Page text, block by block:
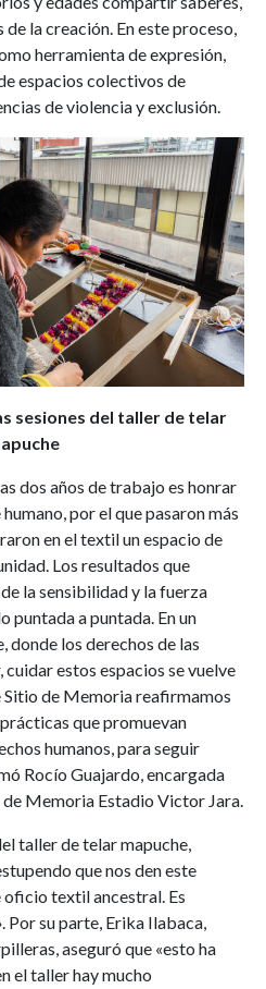
la creación. En este proceso,
herramienta de expresión,
espacios colectivos de
de violencia y exclusión.
sesiones del taller de telar
dos años de trabajo es honrar
por el que pasaron más
en el textil un espacio de
Los resultados que
la sensibilidad y la fuerza
puntada a puntada. En un
donde los derechos de las
estos espacios se vuelve
de Memoria reafirmamos
que promuevan
humanos, para seguir
Rocío Guajardo, encargada
Memoria Estadio Victor Jara.
taller de telar mapuche,
que nos den este
textil ancestral. Es
su parte, Erika Ilabaca,
aseguró que «esto ha
el taller hay mucho